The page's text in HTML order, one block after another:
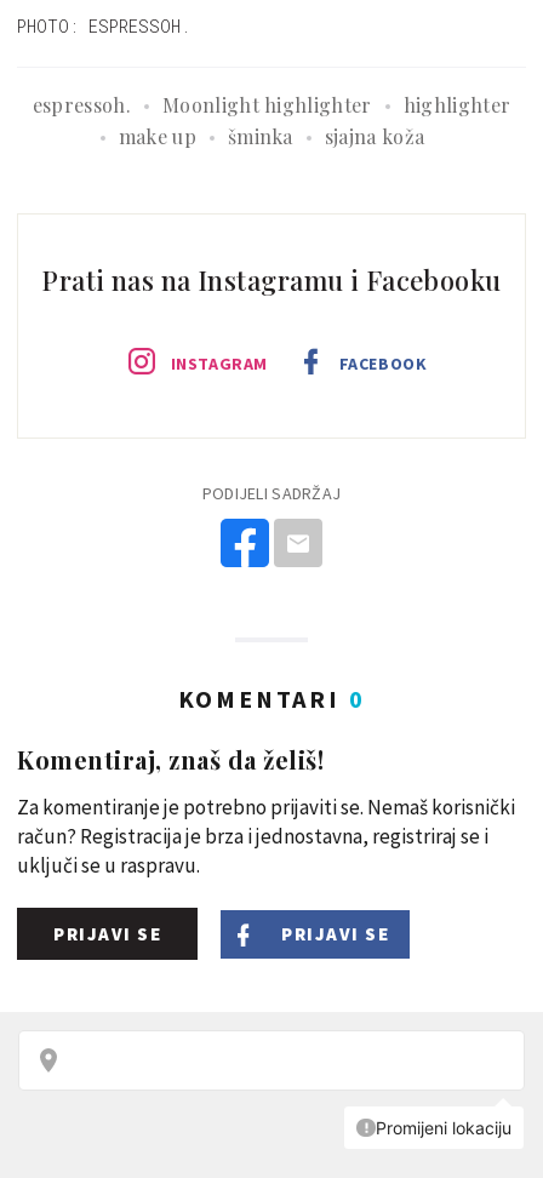
PHOTO: ESPRESSOH.
espressoh. Moonlight highlighter
highlighter
make up
šminka sjajna koža
Prati nas na Instagramu i Facebooku
INSTAGRAM FACEBOOK
PODIJELI SADRŽAJ
KOMENTARI 0
Komentiraj, znaš da želiš!
Za komentiranje je potrebno prijaviti se. Nemaš korisnički
račun? Registracija je brza i jednostavna, registriraj se i
uključi se u raspravu.
PRIJAVI SE PRIJAVI SE